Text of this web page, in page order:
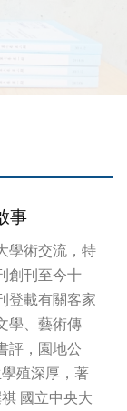
事
學術交流，特
創刊至今十
登載有關客家
學、藝術傳
評，園地公
殖深厚，著
國立中央大